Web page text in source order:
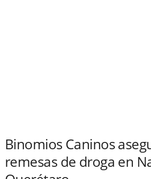
Binomios Caninos
remesas de droga en